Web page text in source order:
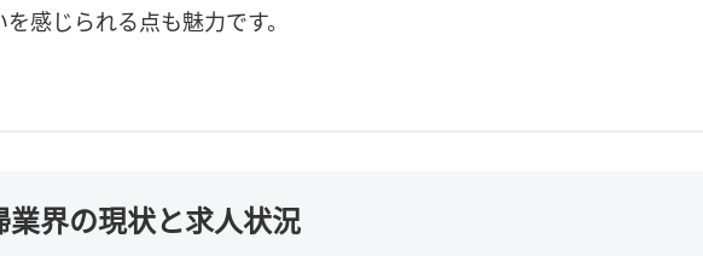
感じられる点も魅力です。
業界の現状と求人状況